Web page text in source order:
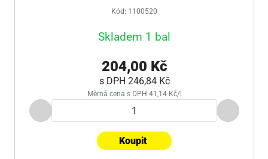
Kód: 1100520
Skladem 1 bal
204,00 Kč
s DPH 246,84 Kč
Měrná cena s DPH 41,14 Kč/l
Koupit